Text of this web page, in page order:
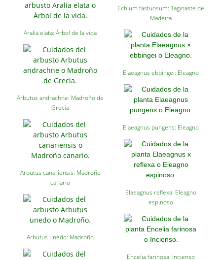
Aralia elata: Árbol de la vida
Arbutus andrachne: Madroño de
Grecia
Arbutus canariensis: Madroño
canario
Arbutus unedo: Madroño
Echium fastuosum: Taginaste de
Madeira
Elaeagnus ebbingei: Eleagno
Elaeagnus pungens: Eleagno
Elaeagnus reflexa: Eleagno
espinoso
Encelia farinosa: Incienso